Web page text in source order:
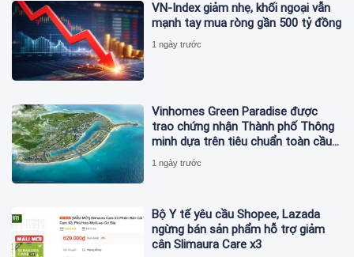
VN-Index giảm nhẹ, khối ngoại vẫn
mạnh tay mua ròng gần 500 tỷ đồng
1 ngày trước
Vinhomes Green Paradise được
trao chứng nhận Thành phố Thông
minh dựa trên tiêu chuẩn toàn cầu
ISO 37122
1 ngày trước
Bộ Y tế yêu cầu Shopee, Lazada
ngừng bán sản phẩm hỗ trợ giảm
cân Slimaura Care x3